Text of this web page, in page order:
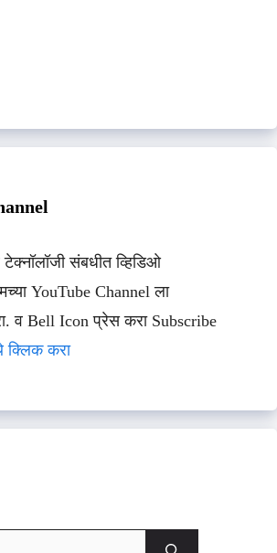
संबधीत व्हिडिओ
YouTube Channel ला
व Bell Icon प्रेस करा Subscribe
क्लिक करा